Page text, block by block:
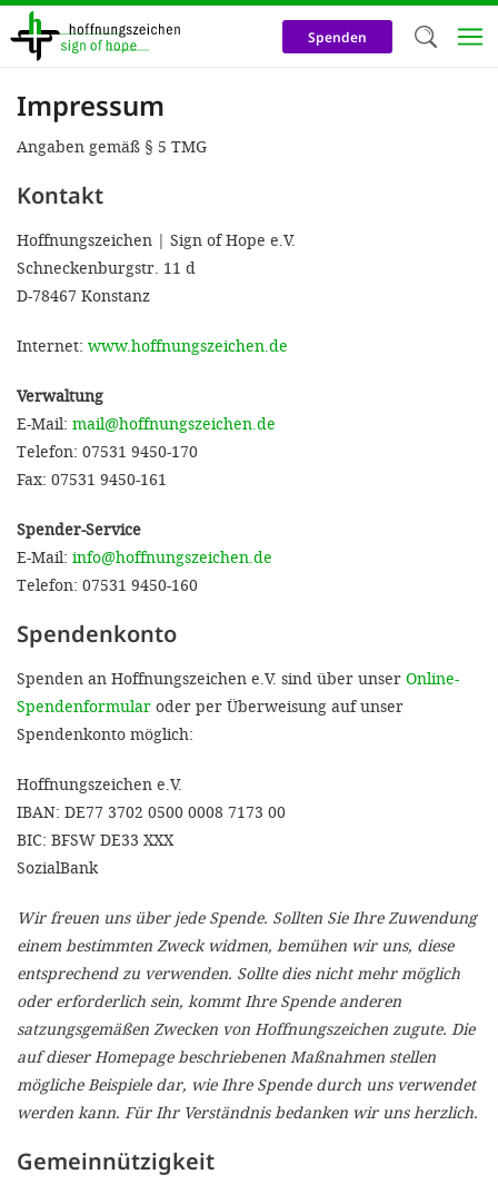
Direkt
zum
Inhalt
Spenden
Impressum
Angaben gemäß § 5 TMG
Kontakt
Hoffnungszeichen | Sign of Hope e.V.
Schneckenburgstr. 11 d
D-78467 Konstanz
Internet: www.hoffnungszeichen.de
Verwaltung
E-Mail: mail@hoffnungszeichen.de
Telefon: 07531 9450-170
Fax: 07531 9450-161
Spender-Service
E-Mail: info@hoffnungszeichen.de
Telefon: 07531 9450-160
Spendenkonto
Spenden an Hoffnungszeichen e.V. sind über unser Online-
Spendenformular oder per Überweisung auf unser
Spendenkonto möglich:
Hoffnungszeichen e.V.
IBAN: DE77 3702 0500 0008 7173 00
BIC: BFSW DE33 XXX
SozialBank
Wir freuen uns über jede Spende. Sollten Sie Ihre Zuwendung
einem bestimmten Zweck widmen, bemühen wir uns, diese
entsprechend zu verwenden. Sollte dies nicht mehr möglich
oder erforderlich sein, kommt Ihre Spende anderen
satzungsgemäßen Zwecken von Hoffnungszeichen zugute. Die
auf dieser Homepage beschriebenen Maßnahmen stellen
mögliche Beispiele dar, wie Ihre Spende durch uns verwendet
werden kann. Für Ihr Verständnis bedanken wir uns herzlich.
Gemeinnützigkeit
unsere
Sie
'Cookie-
Impressum